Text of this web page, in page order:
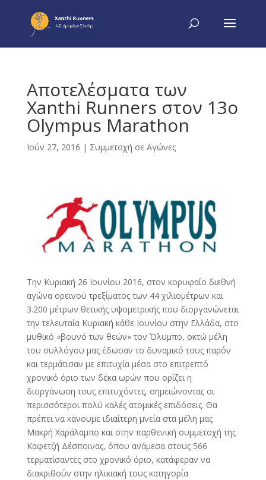
Αποτελέσματα των
Xanthi Runners στον 13ο
Olympus Marathon
Ιούν 27, 2016 | Συμμετοχή σε Αγώνες
Την Κυριακή 26 Ιουνίου 2016, στον κορυφαίο διεθνή
αγώνα ορεινού τρεξίματος των 44 χιλιομέτρων και
3.200 μέτρων θετικής υψομετρικής που διοργανώνεται
την τελευταία Κυριακή κάθε Ιουνίου στην Ελλάδα, στο
μυθικό «βουνό των θεών» τον Όλυμπο, οκτώ μέλη
του συλλόγου μας έδωσαν το δυναμικό τους παρόν
και τερμάτισαν με επιτυχία μέσα στο επιτρεπτό
χρονικό όριο των δέκα ωρών που ορίζει η
διοργάνωση τους επιτυχόντες, σημειώνοντας οι
περισσότεροι πολύ καλές ατομικές επιδόσεις. Θα
πρέπει να κάνουμε ιδιαίτερη μνεία στα μέλη μας
Μακρή Χαράλαμπο και στην παρθενική συμμετοχή της
Καφετζή Δέσποινας, όπου ανάμεσα στους 566
τερματίσαντες στο χρονικό όριο, κατάφεραν να
διακριθούν στην ηλικιακή τους κατηγορία